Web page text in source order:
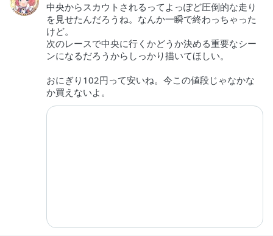
中央からスカウトされるってよっぽど圧倒的な走り
を見せたんだろうね。なんか一瞬で終わっちゃった
けど。
次のレースで中央に行くかどうか決める重要なシー
ンになるだろうからしっかり描いてほしい。
おにぎり102円って安いね。今この値段じゃなかな
か買えないよ。